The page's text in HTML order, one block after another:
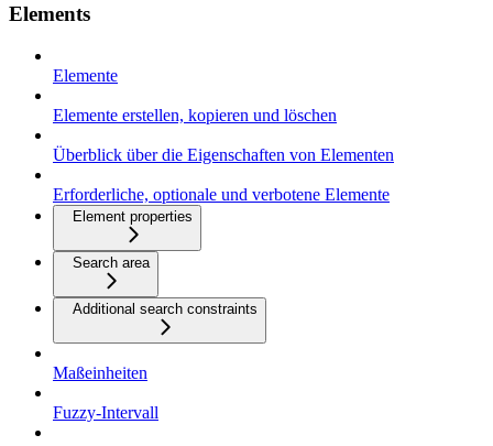
Elements
Elemente
Elemente erstellen, kopieren und löschen
Überblick über die Eigenschaften von Elementen
Erforderliche, optionale und verbotene Elemente
Element properties
Search area
Additional search constraints
Maßeinheiten
Fuzzy-Intervall